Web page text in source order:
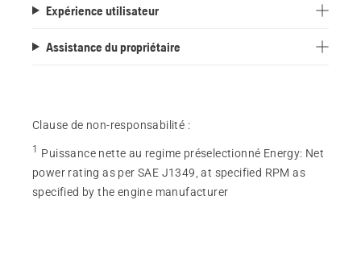
Expérience utilisateur
Assistance du propriétaire
Clause de non-responsabilité :
1 Puissance nette au regime préselectionné Energy: Net
power rating as per SAE J1349, at specified RPM as
specified by the engine manufacturer